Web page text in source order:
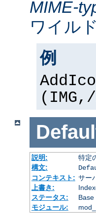
MIME-
ワイル
例
説明:
特定
構文:
コンテキスト: サー
上書き:
ステータス:
Base
モジュール: